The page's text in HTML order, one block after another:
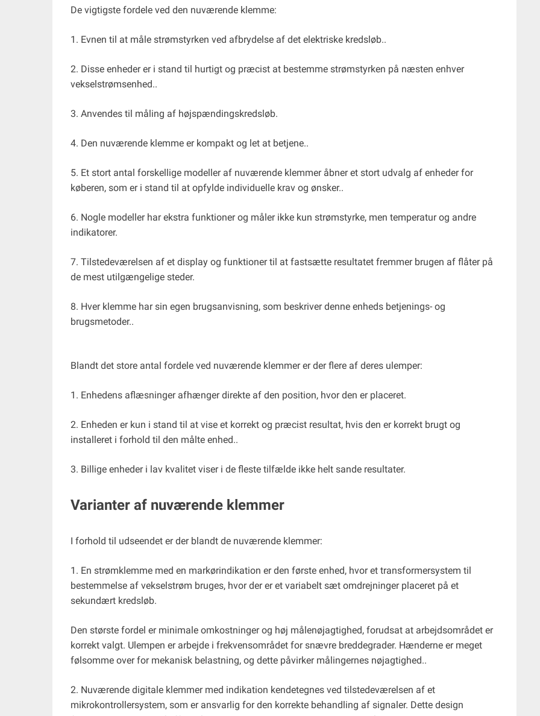
De vigtigste fordele ved den nuværende klemme:
1. Evnen til at måle strømstyrken ved afbrydelse af det elektriske kredsløb..
2. Disse enheder er i stand til hurtigt og præcist at bestemme strømstyrken på næsten enhver
vekselstrømsenhed..
3. Anvendes til måling af højspændingskredsløb.
4. Den nuværende klemme er kompakt og let at betjene..
5. Et stort antal forskellige modeller af nuværende klemmer åbner et stort udvalg af enheder for
køberen, som er i stand til at opfylde individuelle krav og ønsker..
6. Nogle modeller har ekstra funktioner og måler ikke kun strømstyrke, men temperatur og andre
indikatorer.
7. Tilstedeværelsen af ​​et display og funktioner til at fastsætte resultatet fremmer brugen af ​​flåter på
de mest utilgængelige steder.
8. Hver klemme har sin egen brugsanvisning, som beskriver denne enheds betjenings- og
brugsmetoder..
Blandt det store antal fordele ved nuværende klemmer er der flere af deres ulemper:
1. Enhedens aflæsninger afhænger direkte af den position, hvor den er placeret.
2. Enheden er kun i stand til at vise et korrekt og præcist resultat, hvis den er korrekt brugt og
installeret i forhold til den målte enhed..
3. Billige enheder i lav kvalitet viser i de fleste tilfælde ikke helt sande resultater.
Varianter af nuværende klemmer
I forhold til udseendet er der blandt de nuværende klemmer:
1. En strømklemme med en markørindikation er den første enhed, hvor et transformersystem til
bestemmelse af vekselstrøm bruges, hvor der er et variabelt sæt omdrejninger placeret på et
sekundært kredsløb.
Den største fordel er minimale omkostninger og høj målenøjagtighed, forudsat at arbejdsområdet er
korrekt valgt. Ulempen er arbejde i frekvensområdet for snævre breddegrader. Hænderne er meget
følsomme over for mekanisk belastning, og dette påvirker målingernes nøjagtighed..
2. Nuværende digitale klemmer med indikation kendetegnes ved tilstedeværelsen af ​​et
mikrokontrollersystem, som er ansvarlig for den korrekte behandling af signaler. Dette design